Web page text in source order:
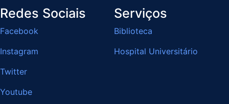
Redes Sociais
Facebook
Instagram
Twitter
Youtube
Serviços
Biblioteca
Hospital Universitário